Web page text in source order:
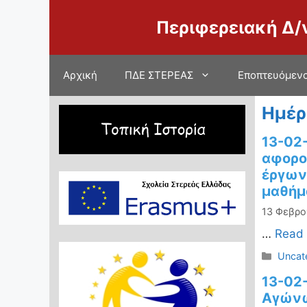
Περιφερειακή
Αρχική ΠΔΕ ΣΤΕΡΕΑΣ
13-
έργων
13
… Read
13-